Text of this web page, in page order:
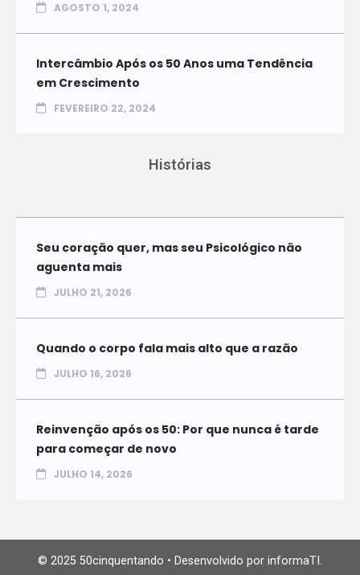
AGOSTO 1, 2024
Intercâmbio Após os 50 Anos uma Tendência
em Crescimento
FEVEREIRO 22, 2024
Histórias
Seu coração quer, mas seu Psicológico não
aguenta mais
JULHO 21, 2026
Quando o corpo fala mais alto que a razão
JULHO 16, 2026
Reinvenção após os 50: Por que nunca é tarde
para começar de novo
JULHO 14, 2026
© 2025 50cinquentando • Desenvolvido por informaTI.